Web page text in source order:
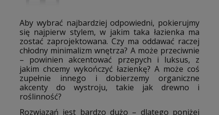
Aby wybrać najbardziej odpowiedni, pokierujmy
się najpierw stylem, w jakim taka łazienka ma
zostać zaprojektowana. Czy ma oddawać raczej
chłodny minimalizm wnętrza? A może przeciwnie
– powinien akcentować przepych i luksus, z
jakim chcemy wykończyć łazienkę? A może coś
zupełnie innego i dobierzemy organiczne
akcenty do wystroju, takie jak drewno i
roślinność?
Rozwiązań jest bardzo dużo – dlatego poniżej